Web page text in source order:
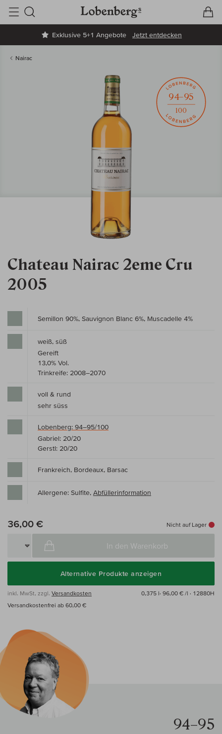
Exklusive 5+1 Angebote Jetzt entdecken
Suche
Nairac
Chateau Nairac 2eme Cru
2005
94–95
100
Semillon 90%, Sauvignon Blanc 6%, Muscadelle 4%
weiß, süß
Gereift
13,0% Vol.
Trinkreife: 2008–2070
voll & rund
sehr süss
Lobenberg: 94–95/100
Gabriel: 20/20
Gerstl: 20/20
Frankreich, Bordeaux, Barsac
Allergene: Sulfite, Abfüllerinformation
36,00 € Nicht auf Lager
In den Warenkorb
Alternative Produkte anzeigen
inkl. MwSt, zzgl. Versandkosten 0,375 l· 96,00 € /l · 12880H
Versandkostenfrei ab 60,00 €
94–95